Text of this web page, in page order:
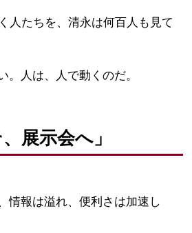
人たちを、清永は何百人も見て
。人は、人で動くのだ。
展示会へ」
情報は溢れ、便利さは加速し